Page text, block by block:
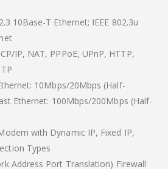
10Base-T Ethernet; IEEE 802.3u
IP, NAT, PPPoE, UPnP, HTTP,
10Mbps/20Mbps (Half-
Ethernet: 100Mbps/200Mbps (Half-
with Dynamic IP, Fixed IP,
Types
Address Port Translation) Firewall